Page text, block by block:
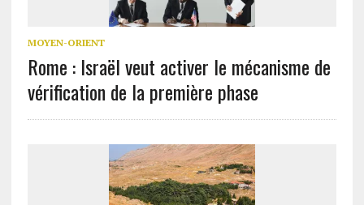
MOYEN-ORIENT
Rome : Israël veut activer le mécanisme de
vérification de la première phase